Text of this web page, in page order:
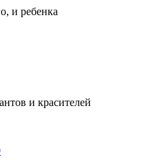
и ребенка
и красителей